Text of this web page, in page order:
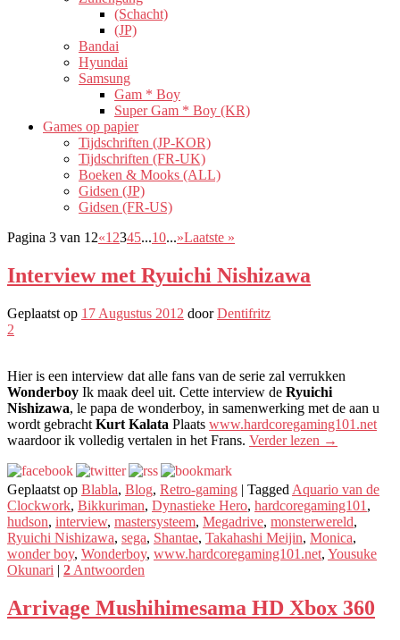
(Schacht)
(JP)
Bandai
Hyundai
Samsung
Gam * Boy
Super Gam * Boy (KR)
Games op papier
Tijdschriften (JP-KOR)
Tijdschriften (FR-UK)
Boeken & Mooks (ALL)
Gidsen (JP)
Gidsen (FR-US)
Pagina 3 van 12«1 2345...10...»Laatste »
Interview met Ryuichi Nishizawa
Geplaatst op 17 Augustus 2012 doorDentifritz
2
Hier is een interview dat alle fans van de serie zal verrukken
Wonderboy Ik maak deel uit. Cette interview de Ryuichi
Nishizawa, le papa de wonderboy, in samenwerking met de aan u
wordt gebracht Kurt Kalata Plaats www.hardcoregaming101.net
waardoor ik volledig vertalen in het Frans. Verder lezen →
Geplaatst op Blabla, Blog, Retro-gaming | Tagged Aquario van de
Clockwork, Bikkuriman, Dynastieke Hero, hardcoregaming101 ,
hudson, interview, mastersysteem, Megadrive, monsterwereld,
Ryuichi Nishizawa, sega, Shantae, Takahashi Meijin, Monica,
wonder boy, Wonderboy, www.hardcoregaming101.net, Yousuke
Okunari | 2 Antwoorden
Arrivage Mushihimesama HD Xbox 360